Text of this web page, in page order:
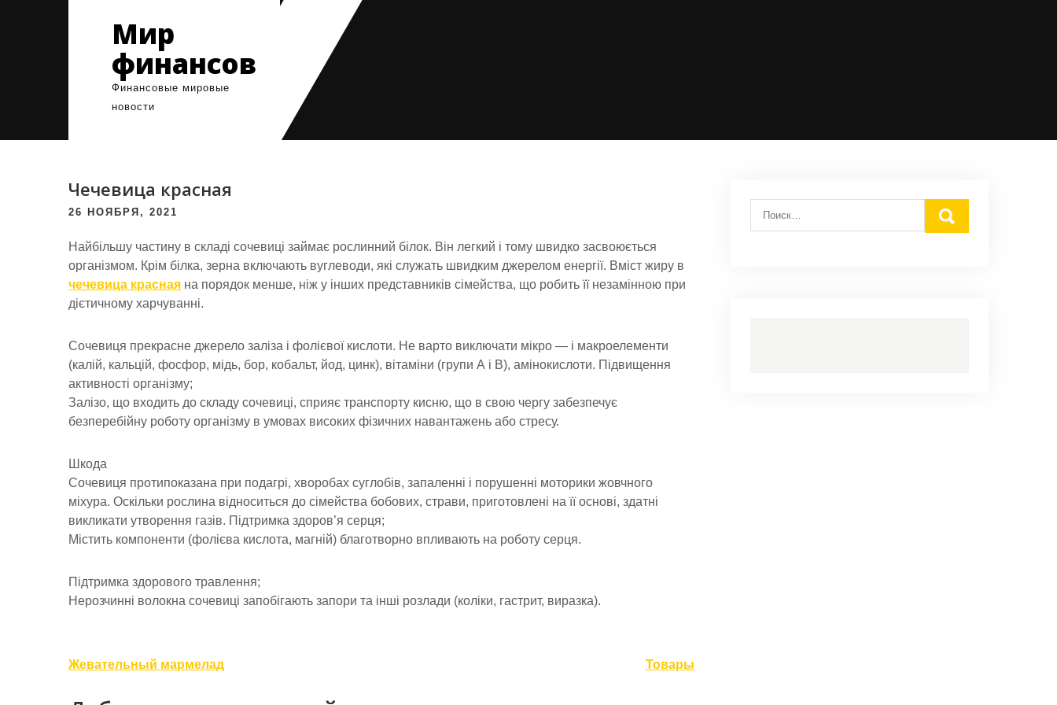
Мир
финансов
Финансовые мировые
новости
Чечевица красная
26 НОЯБРЯ, 2021
Найбільшу частину в складі сочевиці займає рослинний білок. Він легкий і тому швидко засвоюється
організмом. Крім білка, зерна включають вуглеводи, які служать швидким джерелом енергії. Вміст жиру в
чечевица красная на порядок менше, ніж у інших представників сімейства, що робить її незамінною при
дієтичному харчуванні.
Сочевиця прекрасне джерело заліза і фолієвої кислоти. Не варто виключати мікро — і макроелементи
(калій, кальцій, фосфор, мідь, бор, кобальт, йод, цинк), вітаміни (групи А і В), амінокислоти. Підвищення
активності організму;
Залізо, що входить до складу сочевиці, сприяє транспорту кисню, що в свою чергу забезпечує
безперебійну роботу організму в умовах високих фізичних навантажень або стресу.
Шкода
Сочевиця протипоказана при подагрі, хворобах суглобів, запаленні і порушенні моторики жовчного
міхура. Оскільки рослина відноситься до сімейства бобових, страви, приготовлені на її основі, здатні
викликати утворення газів. Підтримка здоров’я серця;
Містить компоненти (фолієва кислота, магній) благотворно впливають на роботу серця.
Підтримка здорового травлення;
Нерозчинні волокна сочевиці запобігають запори та інші розлади (коліки, гастрит, виразка).
Навигация
Жевательный мармелад Товары